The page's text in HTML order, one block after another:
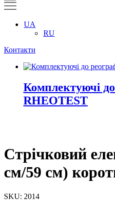
UA
RU
Контакти
Комплектуючі
RHEOTEST
Стрічковий
см/59 см)
SKU: 2014